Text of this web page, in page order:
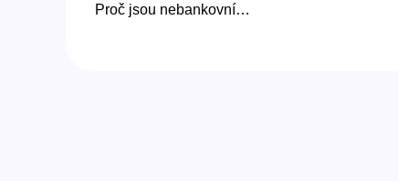
Proč jsou nebankovní…